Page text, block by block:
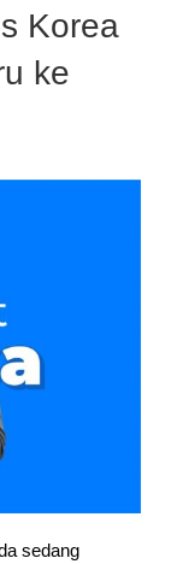
Korea
ke
sedang